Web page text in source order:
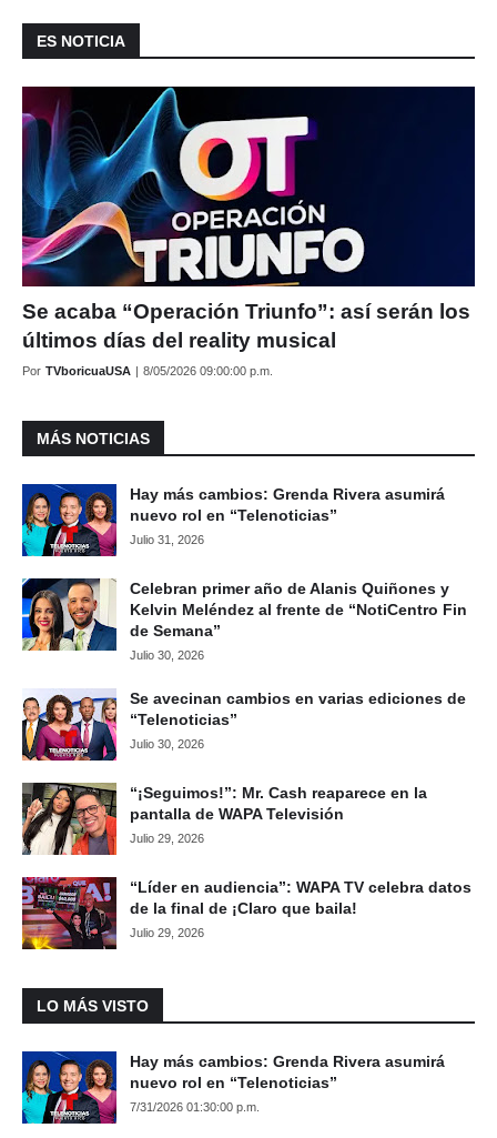
ES NOTICIA
Se acaba “Operación Triunfo”: así serán los
últimos días del reality musical
Por TVboricuaUSA | 8/05/2026 09:00:00 p.m.
MÁS NOTICIAS
Hay más cambios: Grenda Rivera asumirá
nuevo rol en “Telenoticias”
Julio 31, 2026
Celebran primer año de Alanis Quiñones y
Kelvin Meléndez al frente de “NotiCentro Fin
de Semana”
Julio 30, 2026
Se avecinan cambios en varias ediciones de
“Telenoticias”
Julio 30, 2026
“¡Seguimos!”: Mr. Cash reaparece en la
pantalla de WAPA Televisión
Julio 29, 2026
“Líder en audiencia”: WAPA TV celebra datos
de la final de ¡Claro que baila!
Julio 29, 2026
LO MÁS VISTO
Hay más cambios: Grenda Rivera asumirá
nuevo rol en “Telenoticias”
7/31/2026 01:30:00 p.m.